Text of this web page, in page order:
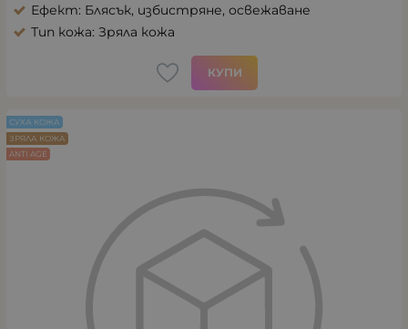
Ефект: Блясък, избистряне, освежаване
Тип кожа: Зряла кожа
КУПИ
СУХА КОЖА
ЗРЯЛА КОЖА
ANTI AGE